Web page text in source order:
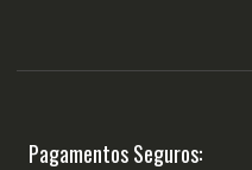
Pagamentos Seguros: